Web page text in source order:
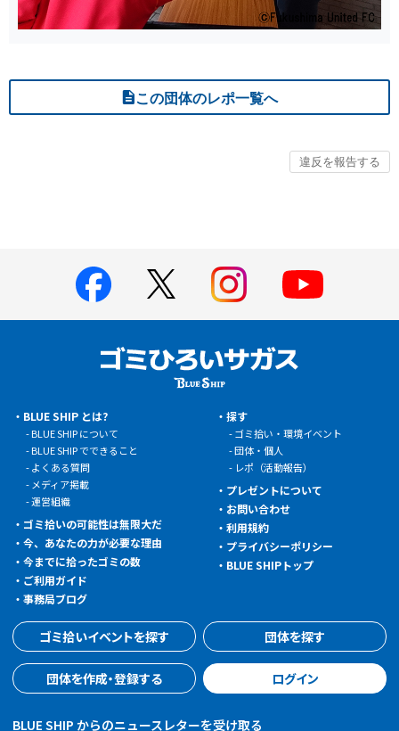
この団体のレポ一覧へ
BLUE SHIP とは?
BLUE SHIP について
BLUE SHIP でできること
よくある質問
メディア掲載
運営組織
ゴミ拾いの可能性は無限大だ
今、あなたの力が必要な理由
今までに拾ったゴミの数
ご利用ガイド
事務局ブログ
探す
ゴミ拾い・環境イベント
団体・個人
レポ（活動報告）
プレゼントについて
お問い合わせ
利用規約
プライバシーポリシー
BLUE SHIPトップ
ゴミ拾いイベントを探す 団体を探す
団体を作成・登録する ログイン
BLUE SHIP からのニュースレターを受け取る